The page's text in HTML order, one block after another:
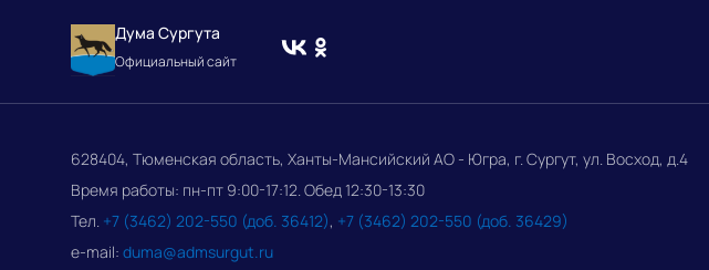
Дума Сургута
Официальный сайт
628404, Тюменская область, Ханты-Мансийский АО - Югра, г. Сургут, ул. Восход, д.4
Время работы: пн-пт 9:00-17:12. Обед 12:30-13:30
Тел. +7 (3462) 202-550 (доб. 36412), +7 (3462) 202-550 (доб. 36429)
e-mail: duma@admsurgut.ru